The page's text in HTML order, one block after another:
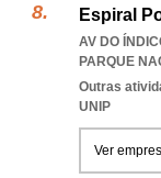
Espiral
AV DO
PARQUE
Outras
UNIP
Ver